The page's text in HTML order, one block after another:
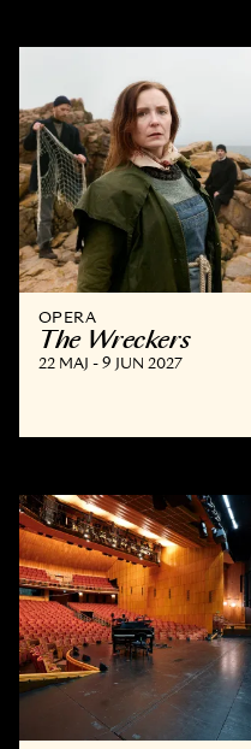
OPERA
The Wreckers
22 MAJ - 9 JUN 2027